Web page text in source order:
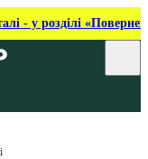
- у розділі